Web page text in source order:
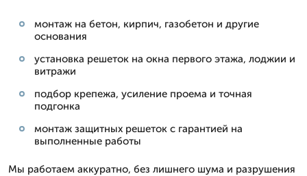
монтаж на бетон, кирпич, газобетон и другие
основания
установка решеток на окна первого этажа, лоджии и
витражи
подбор крепежа, усиление проема и точная
подгонка
монтаж защитных решеток с гарантией на
выполненные работы
Мы работаем аккуратно, без лишнего шума и разрушения